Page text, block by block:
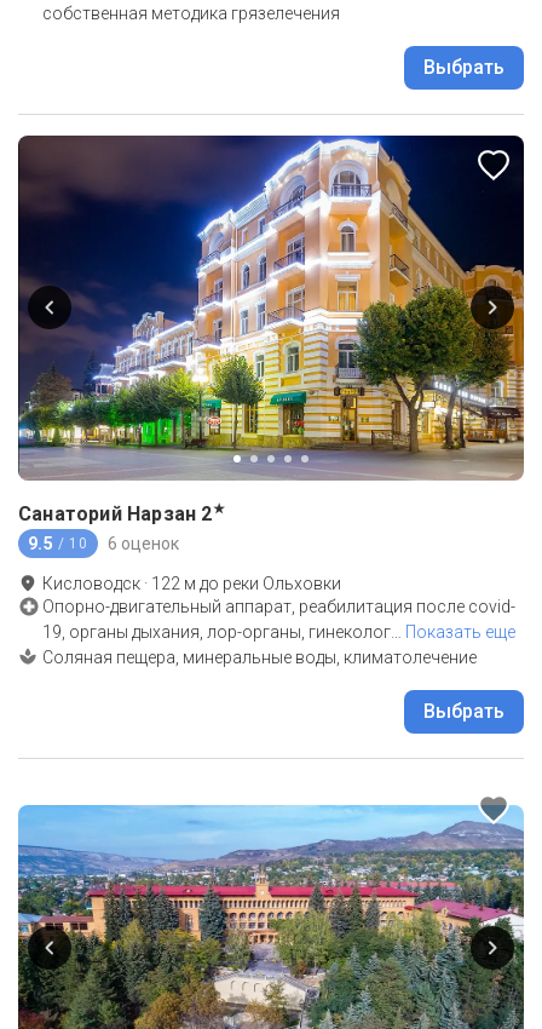
собственная методика грязелечения
Выбрать
Санаторий Нарзан 2★
9.5 / 10 6 оценок
Кисловодск · 122 м до реки Ольховки
Опорно-двигательный аппарат, реабилитация после covid-
19, органы дыхания, лор-органы, гинеколог… Показать еще
Соляная пещера, минеральные воды, климатолечение
Выбрать